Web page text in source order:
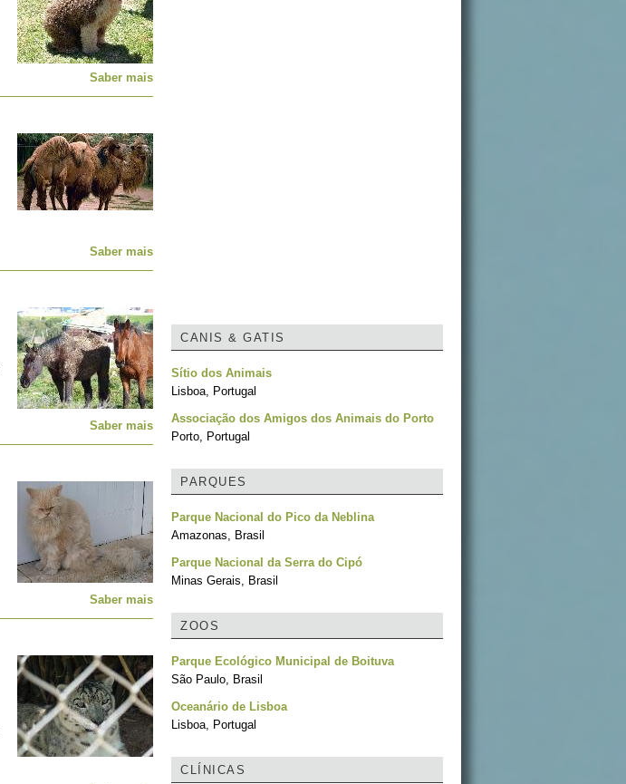
Saber mais
Saber mais
Saber mais
Saber mais
CANIS & GATIS
Sítio dos Animais
Lisboa, Portugal
Associação dos Amigos dos Animais do Porto
Porto, Portugal
PARQUES
Parque Nacional do Pico da Neblina
Amazonas, Brasil
Parque Nacional da Serra do Cipó
Minas Gerais, Brasil
ZOOS
Parque Ecológico Municipal de Boituva
São Paulo, Brasil
Oceanário de Lisboa
Lisboa, Portugal
CLÍNICAS